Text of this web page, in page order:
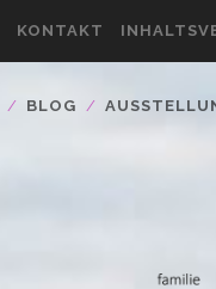
KONTAKT
BLOG